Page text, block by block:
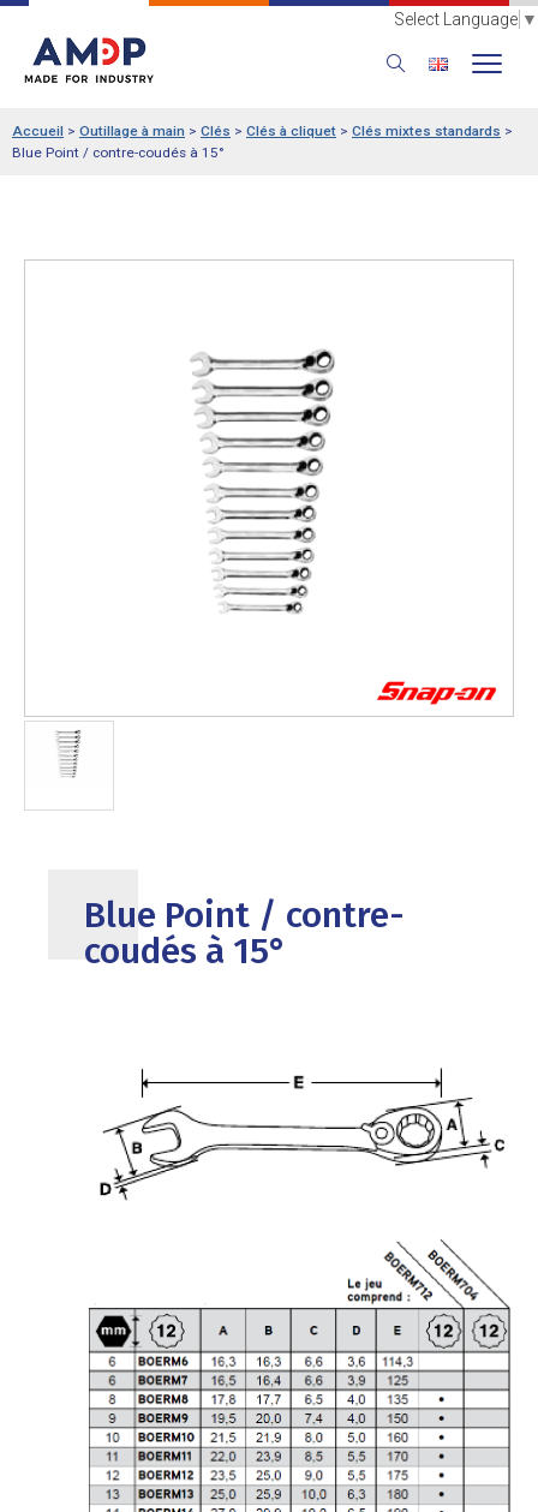
Select Language ▼
Accueil > Outillage à main > Clés > Clés à cliquet > Clés mixtes standards >
Blue Point / contre-coudés à 15°
Blue Point / contre-
coudés à 15°